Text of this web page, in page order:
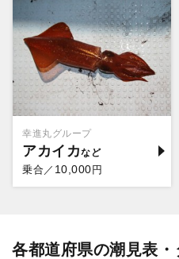
幸進丸グループ
アカイカ
乗合／ 10,000円
各都道府県の潮見表・